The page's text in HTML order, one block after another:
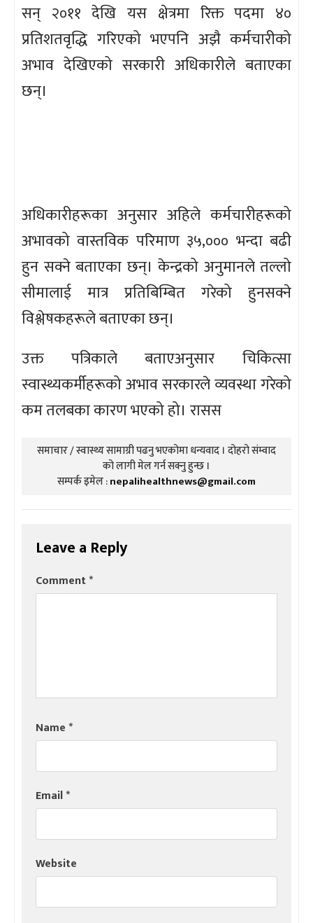
सन् २०११ देखि यस क्षेत्रमा रिक्त पदमा ४०
प्रतिशतवृद्धि गरिएको भएपनि अझै कर्मचारीको
अभाव देखिएको सरकारी अधिकारीले बताएका
छन्।
अधिकारीहरूका अनुसार अहिले कर्मचारीहरूको
अभावको वास्तविक परिमाण ३५,००० भन्दा बढी
हुन सक्ने बताएका छन्। केन्द्रको अनुमानले तल्लो
सीमालाई मात्र प्रतिबिम्बित गरेको हुनसक्ने
विश्लेषकहरूले बताएका छन्।
उक्त पत्रिकाले बताएअनुसार चिकित्सा
स्वास्थ्यकर्मीहरूको अभाव सरकारले व्यवस्था गरेको
कम तलबका कारण भएको हो। रासस
समाचार / स्वास्थ्य सामाग्री पढनु भएकोमा धन्यवाद । दोहरो संम्वाद
को लागी मेल गर्न सक्नु हुन्छ ।
सम्पर्क इमेल :nepalihealthnews@gmail.com
Leave a Reply
Comment*
Name*
Email*
Website